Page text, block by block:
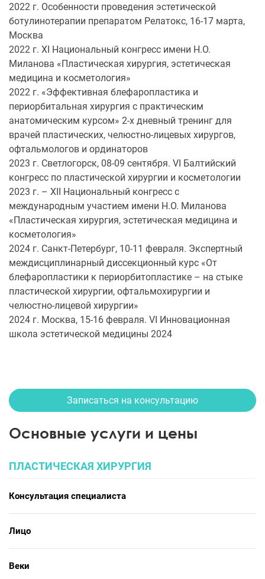
2022 г. Особенности проведения эстетической
ботулинотерапии препаратом Релатокс, 16-17 марта,
Москва
2022 г. ХI Национальный конгресс имени Н.О.
Миланова «Пластическая хирургия, эстетическая
медицина и косметология»
2022 г. «Эффективная блефаропластика и
периорбитальная хирургия с практическим
анатомическим курсом» 2-х дневный тренинг для
врачей пластических, челюстно-лицевых хирургов,
офтальмологов и ординаторов
2023 г. Светлогорск, 08-09 сентября. VI Балтийский
конгресс по пластической хирургии и косметологии
2023 г. – ХII Национальный конгресс с
международным участием имени Н.О. Миланова
«Пластическая хирургия, эстетическая медицина и
косметология»
2024 г. Санкт-Петербург, 10-11 февраля. Экспертный
междисциплинарный диссекционный курс «От
блефаропластики к периорбитопластике – на стыке
пластической хирургии, офтальмохирургии и
челюстно-лицевой хирургии»
2024 г. Москва, 15-16 февраля. VI Инновационная
школа эстетической медицины 2024
Записаться на консультацию
Основные услуги и цены
ПЛАСТИЧЕСКАЯ ХИРУРГИЯ
Консультация специалиста
Лицо
Веки